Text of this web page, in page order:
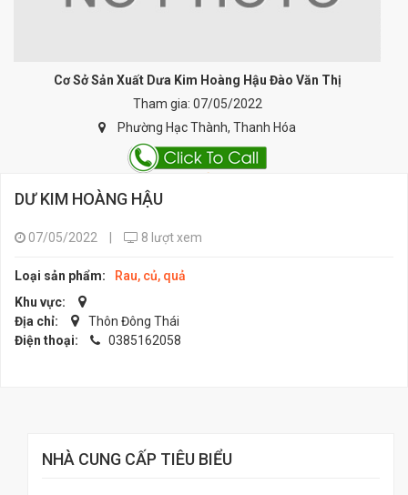
Cơ Sở Sản Xuất Dưa Kim Hoàng Hậu Đào Văn Thị
Tham gia: 07/05/2022
Phường Hạc Thành, Thanh Hóa
DƯ KIM HOÀNG HẬU
07/05/2022 8 lượt xem
Loại sản phẩm:
Rau, củ, quả
Khu vực:
Địa chỉ:
Thôn Đông Thái
Điện thoại:
0385162058
NHÀ CUNG CẤP TIÊU BIỂU